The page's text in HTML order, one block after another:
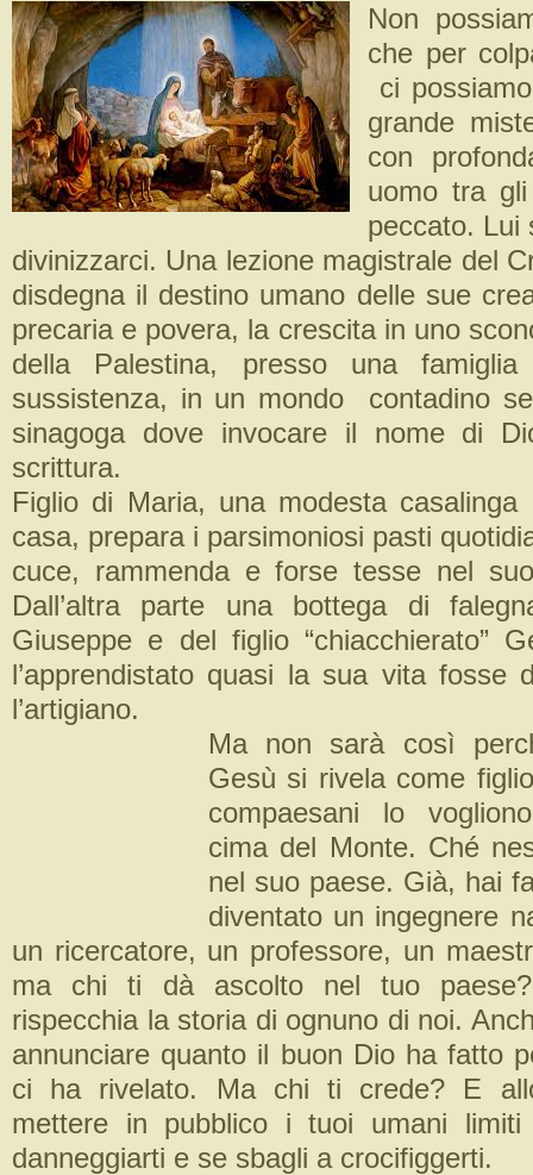
Non
che per
ci
grande
con
uomo tra
peccato. Lui
divinizzarci. Una lezione magistrale del
disdegna il destino umano delle sue
precaria e povera, la crescita in uno
della Palestina, presso una
sussistenza, in un mondo contadino
sinagoga dove invocare il nome di
scrittura.
Figlio di Maria, una modesta
casa, prepara i parsimoniosi pasti
cuce, rammenda e forse tesse nel
Dall’altra parte una bottega di
Giuseppe e del figlio “chiacchierato”
l’apprendistato quasi la sua vita fosse
l’artigiano.
Ma non sarà così
Gesù si rivela come
compaesani lo
cima del Monte. Ché
nel suo paese. Già, hai
diventato un ingegnere
un ricercatore, un professore, un
ma chi ti dà ascolto nel tuo
rispecchia la storia di ognuno di noi.
annunciare quanto il buon Dio ha fatto
ci ha rivelato. Ma chi ti crede? E
mettere in pubblico i tuoi umani
danneggiarti e se sbagli a crocifiggerti.